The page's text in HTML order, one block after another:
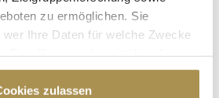
zu ermöglichen. Sie
Ihre Daten für welche Zwecke
durch Klicken auf das Privacy
oder widerrufen
zulassen